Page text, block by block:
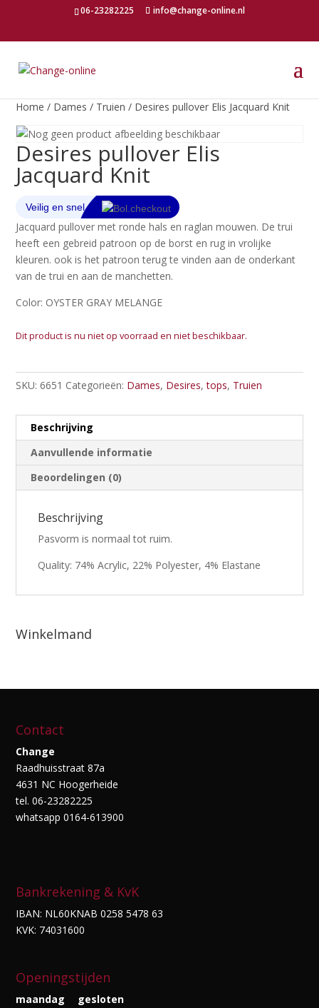
06-23282225 info@change-online.nl
Home / Dames / Truien / Desires pullover Elis Jacquard Knit
Desires pullover Elis
Jacquard Knit
Jacquard pullover met ronde hals en raglan mouwen. De trui
heeft een gebreid patroon op de borst en rug in vrolijke
kleuren. ook is het patroon terug te vinden aan de onderkant
van de trui en aan de manchetten.
Color: OYSTER GRAY MELANGE
Dit product is nu niet op voorraad en niet beschikbaar.
SKU:6651 Categorieën: Dames, Desires,tops, Truien
Beschrijving
Aanvullende informatie
Beoordelingen (0)
Beschrijving
Pasvorm is normaal tot ruim.
Quality: 74% Acrylic, 22% Polyester, 4% Elastane
Winkelmand
Contact
Change
Raadhuisstraat 87a
4631 NC Hoogerheide
tel. 06-23282225
whatsapp 0164-613900
Bankrekening & KvK
IBAN: NL60KNAB 0258 5478 63
KVK: 74031600
Openingstijden
maandag
gesloten